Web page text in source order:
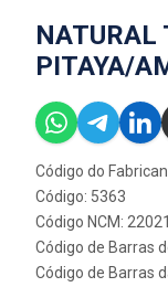
NATURAL
PITAYA/
Código do
Código: 5363
Código NCM:
Código de Barras
Código de Barras